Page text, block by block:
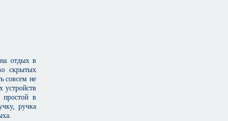
отдых в
скрытых
совсем не
устройств
простой в
ручка